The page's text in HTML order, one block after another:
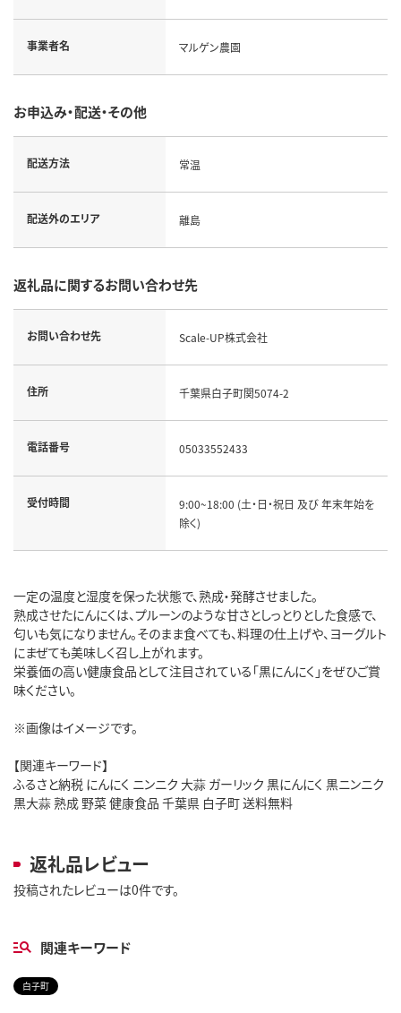
事業者名 マルゲン農園
お申込み・配送・その他
配送方法 常温
配送外のエリア 離島
返礼品に関するお問い合わせ先
お問い合わせ先 Scale-UP株式会社
住所 千葉県白子町関5074-2
電話番号 05033552433
受付時間
9:00~18:00 (土・日・祝日 及び 年末年始を
除く)
一定の温度と湿度を保った状態で、熟成・発酵させました。
熟成させたにんにくは、プルーンのような甘さとしっとりとした食感で、
匂いも気になりません。そのまま食べても、料理の仕上げや、ヨーグルト
にまぜても美味しく召し上がれます。
栄養価の高い健康食品として注目されている「黒にんにく」をぜひご賞
味ください。
※画像はイメージです。
【関連キーワード】
ふるさと納税 にんにく ニンニク 大蒜 ガーリック 黒にんにく 黒ニンニク
黒大蒜 熟成 野菜 健康食品 千葉県 白子町 送料無料
返礼品レビュー
投稿されたレビューは0件です。
関連キーワード
白子町